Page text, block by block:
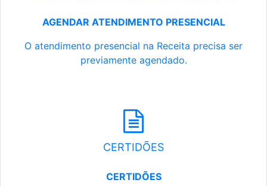
AGENDAR ATENDIMENTO PRESENCIAL
O atendimento presencial na Receita precisa ser
previamente agendado.
CERTIDÕES
CERTIDÕES